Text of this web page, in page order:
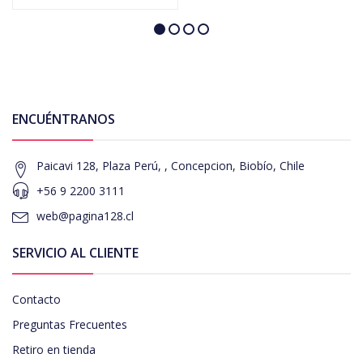
ENCUÉNTRANOS
Paicavi 128, Plaza Perú, , Concepcion, Biobío, Chile
+56 9 2200 3111
web@pagina128.cl
SERVICIO AL CLIENTE
Contacto
Preguntas Frecuentes
Retiro en tienda